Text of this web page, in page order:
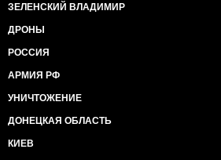
ЗЕЛЕНСКИЙ ВЛАДИМИР
ДРОНЫ
РОССИЯ
АРМИЯ РФ
УНИЧТОЖЕНИЕ
ДОНЕЦКАЯ ОБЛАСТЬ
КИЕВ